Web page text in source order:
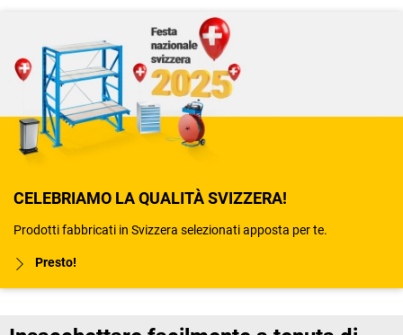
CELEBRIAMO LA QUALITÀ SVIZZERA!
Prodotti fabbricati in Svizzera selezionati apposta per te.
Presto!